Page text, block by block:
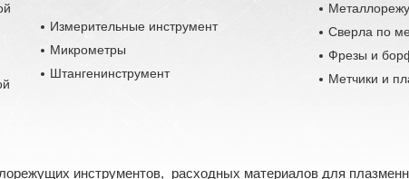
Измерительные инструмент
Микрометры
Штангенинструмент
Сверла по
Фрезы и
Метчики и
инструментов, расходных материалов для